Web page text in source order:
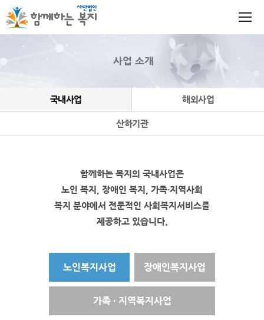
사업 소개
국내사업 해외사업
산하기관
함께하는 복지의 국내사업은
노인 복지, 장애인 복지, 가족·지역사회
복지 분야에서 전문적인 사회복지서비스를
제공하고 있습니다.
노인복지사업 장애인복지사업
가족 · 지역복지사업